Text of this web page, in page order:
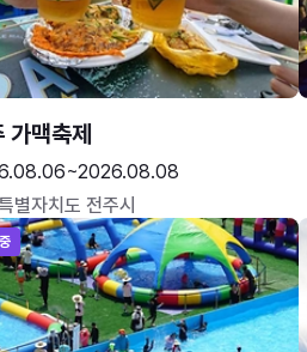
가맥축제
별자치도 전주시